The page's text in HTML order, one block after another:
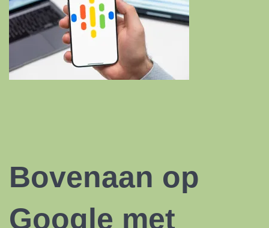
Bovenaan op
Google met